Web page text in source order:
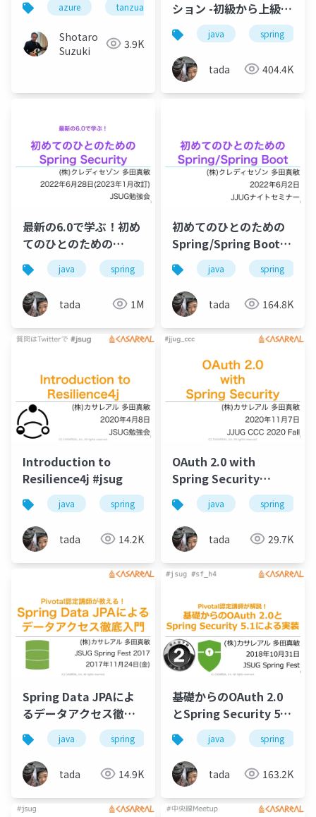
イクロサービスアプリ
ケーション開発のアジ
リティ向上
azure tanzuapplicationplatform
Shotaro
Suzuki
3.9K
ション -初級から上級ま
で- #jsug
java spring
tada 404.4K
最新の6.0で学ぶ！初め
てのひとのための
Spring Security
java spring security
tada 1M
初めてのひとのための
Spring/Spring Boot
#jjug
java spring
tada 164.8K
Introduction to
Resilience4j #jsug
java spring microservices
tada 14.2K
OAuth 2.0 with
Spring Security
#jjug_ccc
#jjug_ccc_b
java spring
tada 29.7K
Spring Data JPAによ
るデータアクセス徹底
入門 #jsug
java spring jpa
tada 14.9K
基礎からのOAuth 2.0
とSpring Security 5.1
による実装 #jsug
java spring
tada 163.2K